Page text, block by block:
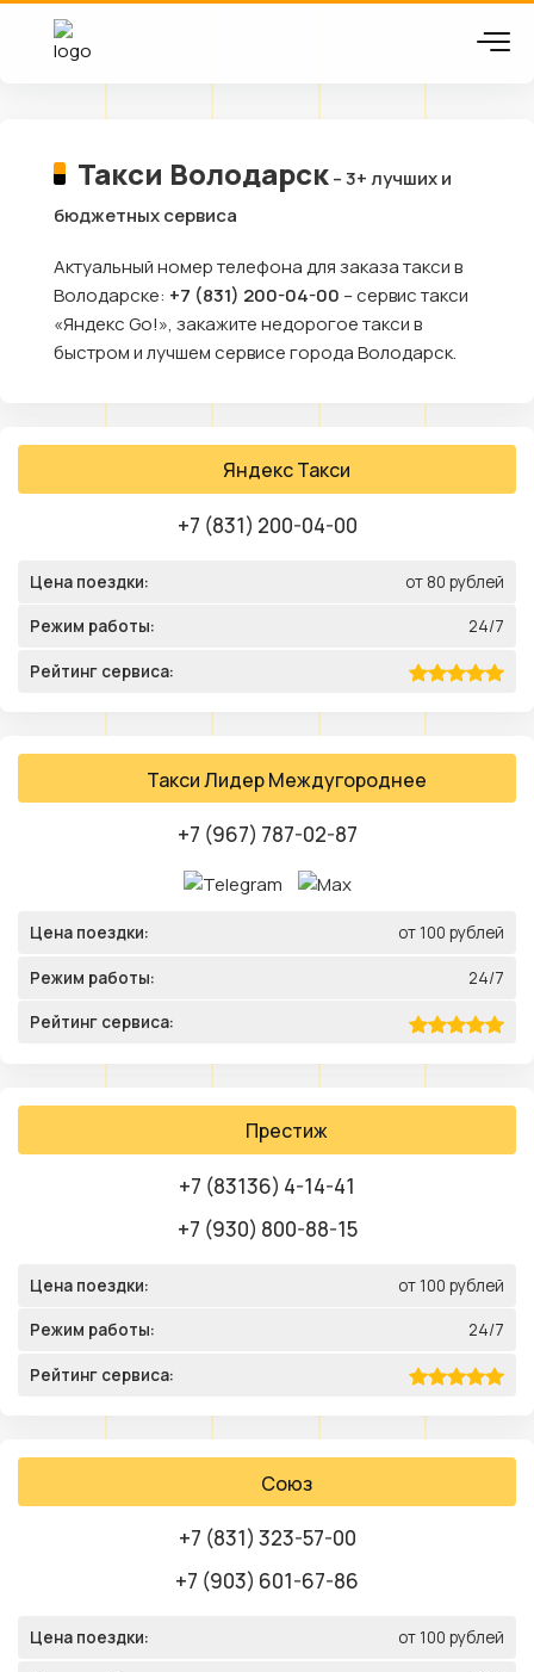
Такси Володарск– 3+ лучших и
бюджетных сервиса
Актуальный номер телефона для заказа такси в
Володарске: +7 (831) 200-04-00 – сервис такси
«Яндекс Go!», закажите недорогое такси в
быстром и лучшем сервисе города Володарск.
Яндекс Такси
+7 (831) 200-04-00
Цена поездки: от 80 рублей
Режим работы: 24/7
Рейтинг сервиса:
Такси Лидер Междугороднее
+7 (967) 787-02-87
Цена поездки: от 100 рублей
Режим работы: 24/7
Рейтинг сервиса:
Престиж
+7 (83136) 4-14-41
+7 (930) 800-88-15
Цена поездки: от 100 рублей
Режим работы: 24/7
Рейтинг сервиса:
Союз
+7 (831) 323-57-00
+7 (903) 601-67-86
Цена поездки: от 100 рублей